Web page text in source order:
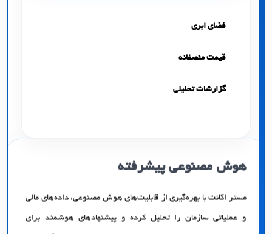
فضای ابری
قیمت منصفانه
گزارشات تحلیلی
هوش مصنوعی پیشرفته
مستر اکانت با بهره‌گیری از قابلیت‌های هوش مصنوعی، داده‌های مالی
و عملیاتی سازمان را تحلیل کرده و پیشنهادهای هوشمند برای